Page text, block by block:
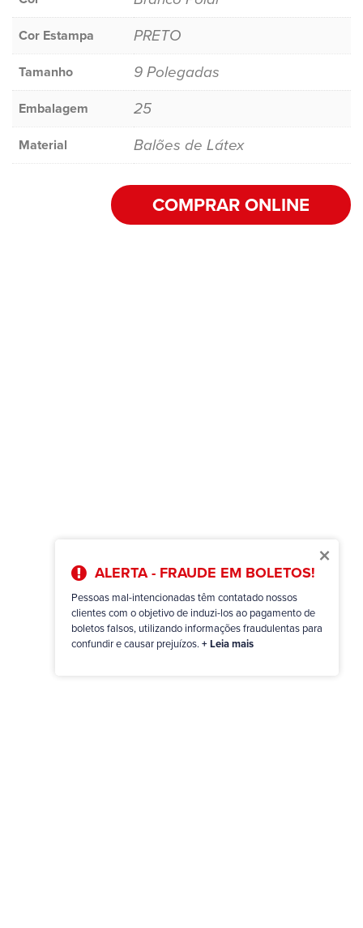
×
ALERTA - FRAUDE EM BOLETOS!
Pessoas mal-intencionadas têm contatado nossos
clientes com o objetivo de induzi-los ao pagamento de
boletos falsos, utilizando informações fraudulentas para
confundir e causar prejuízos. + Leia mais
Cor Estampa PRETO
Tamanho 9 Polegadas
Embalagem 25
Material Balões de Látex
COMPRAR ONLINE